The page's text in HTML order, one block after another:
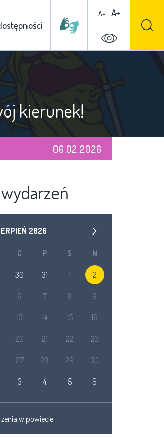
A- A+
kierunek!
06.02.2026
2026
C P S N
30 31 1 2
6 7 8 9
13 14 15 16
20 21 22 23
27 28 29 30
3 4 5 6
w powiecie